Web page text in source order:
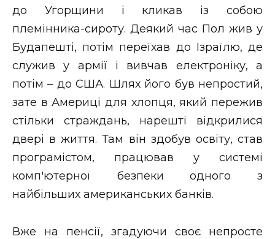
до Угорщини і кликав із собою
племінника-сироту. Деякий час Пол жив у
Будапешті, потім переїхав до Ізраїлю, де
служив у армії і вивчав електроніку, а
потім – до США. Шлях його був непростий,
зате в Америці для хлопця, який пережив
стільки страждань, нарешті відкрилися
двері в життя. Там він здобув освіту, став
програмістом, працював у системі
комп'ютерної безпеки одного з
найбільших американських банків.
Вже на пенсії, згадуючи своє непросте